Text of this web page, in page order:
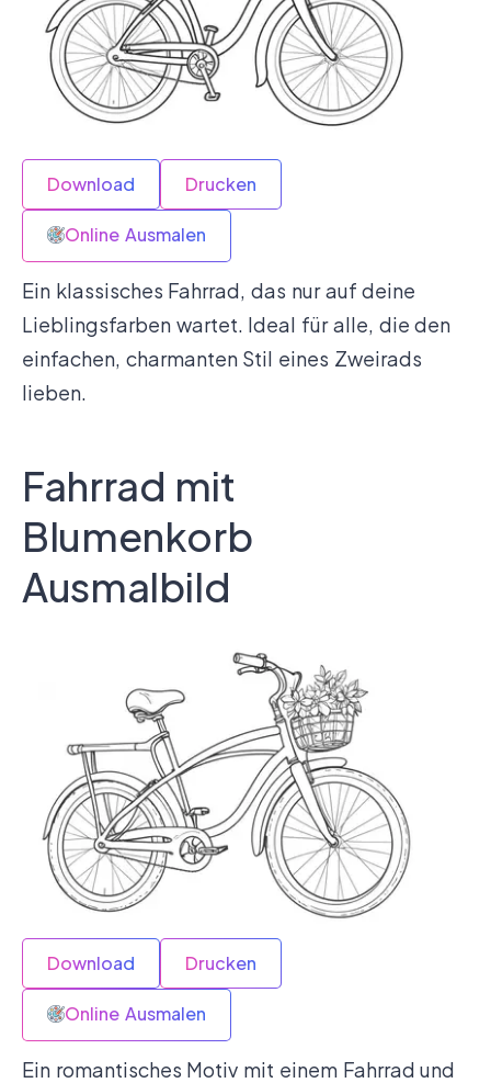
Download Drucken
Online Ausmalen
Ein klassisches Fahrrad, das nur auf deine
Lieblingsfarben wartet. Ideal für alle, die den
einfachen, charmanten Stil eines Zweirads
lieben.
Fahrrad mit
Blumenkorb
Ausmalbild
Download Drucken
Online Ausmalen
Ein romantisches Motiv mit einem Fahrrad und